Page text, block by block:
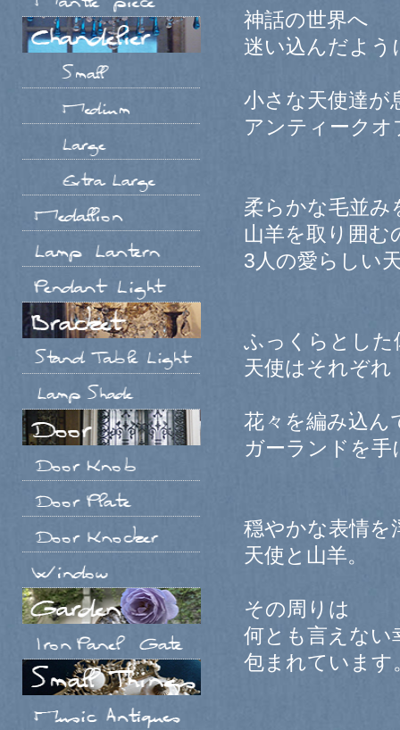
神話の世界へ
迷い込んだよう
小さな天使達が
アンティーク
柔らかな毛並み
山羊を取り囲む
3人の愛らしい
ふっくらとした
天使はそれぞれ
花々を編み込ん
ガーランドを
穏やかな表情を
天使と山羊。
その周りは
何とも言えない
包まれています